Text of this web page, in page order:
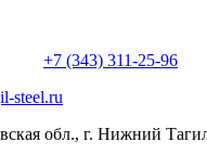
+7 (343) 311-25-96
steel.ru
обл., г. Нижний